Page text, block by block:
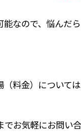
なので、悩んだ
料金）について
お気軽にお問い合